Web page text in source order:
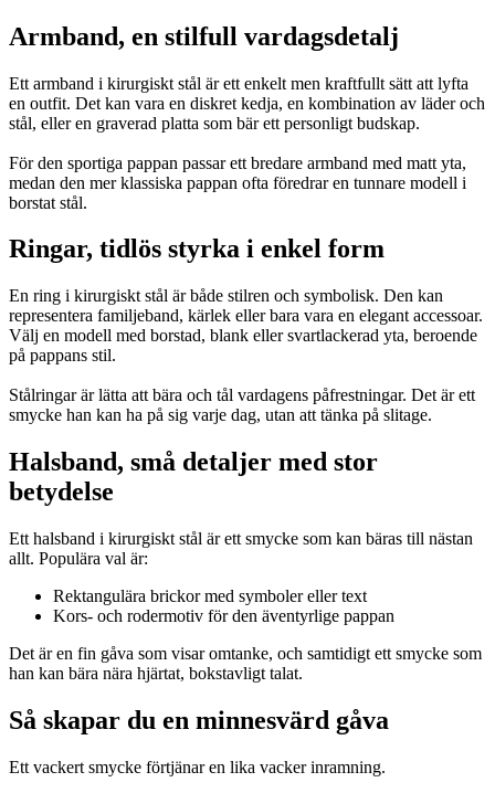
Armband, en stilfull vardagsdetalj
Ett armband i kirurgiskt stål är ett enkelt men kraftfullt sätt att lyfta
en outfit. Det kan vara en diskret kedja, en kombination av läder och
stål, eller en graverad platta som bär ett personligt budskap.
För den sportiga pappan passar ett bredare armband med matt yta,
medan den mer klassiska pappan ofta föredrar en tunnare modell i
borstat stål.
Ringar, tidlös styrka i enkel form
En ring i kirurgiskt stål är både stilren och symbolisk. Den kan
representera familjeband, kärlek eller bara vara en elegant accessoar.
Välj en modell med borstad, blank eller svartlackerad yta, beroende
på pappans stil.
Stålringar är lätta att bära och tål vardagens påfrestningar. Det är ett
smycke han kan ha på sig varje dag, utan att tänka på slitage.
Halsband, små detaljer med stor
betydelse
Ett halsband i kirurgiskt stål är ett smycke som kan bäras till nästan
allt. Populära val är:
Rektangulära brickor med symboler eller text
Kors- och rodermotiv för den äventyrlige pappan
Det är en fin gåva som visar omtanke, och samtidigt ett smycke som
han kan bära nära hjärtat, bokstavligt talat.
Så skapar du en minnesvärd gåva
Ett vackert smycke förtjänar en lika vacker inramning.